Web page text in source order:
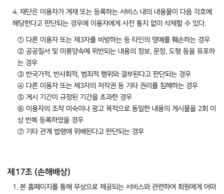
4. 재단은 이용자가 게재 또는 등록하는 서비스 내의 내용물이 다음 각호에
해당한다고 판단되는 경우에 이용자에게 사전 통지 없이 삭제할 수 있다.
① 다른 이용자 또는 제3자를 비방하는 등 타인의 명예를 훼손하는 경우
② 공공질서 및 미풍양속에 위반되는 내용의 정보, 문장, 도형 등을 유포하
는 경우
③ 반국가적, 반사회적, 범죄적 행위와 결부된다고 판단되는 경우
④ 다른 이용자 또는 제3자의 저작권 등 기타 권리를 침해하는 경우
⑤ 게시 기간이 규정된 기간을 초과한 경우
⑥ 이용자의 조작 미숙이나 광고 목적으로 동일한 내용의 게시물을 2회 이
상 반복 등록하였을 경우
⑦ 기타 관계 법령에 위배된다고 판단되는 경우
제17조 (손해배상)
1. 본 홈페이지를 통해 무상으로 제공되는 서비스와 관련하여 회원에게 어떠